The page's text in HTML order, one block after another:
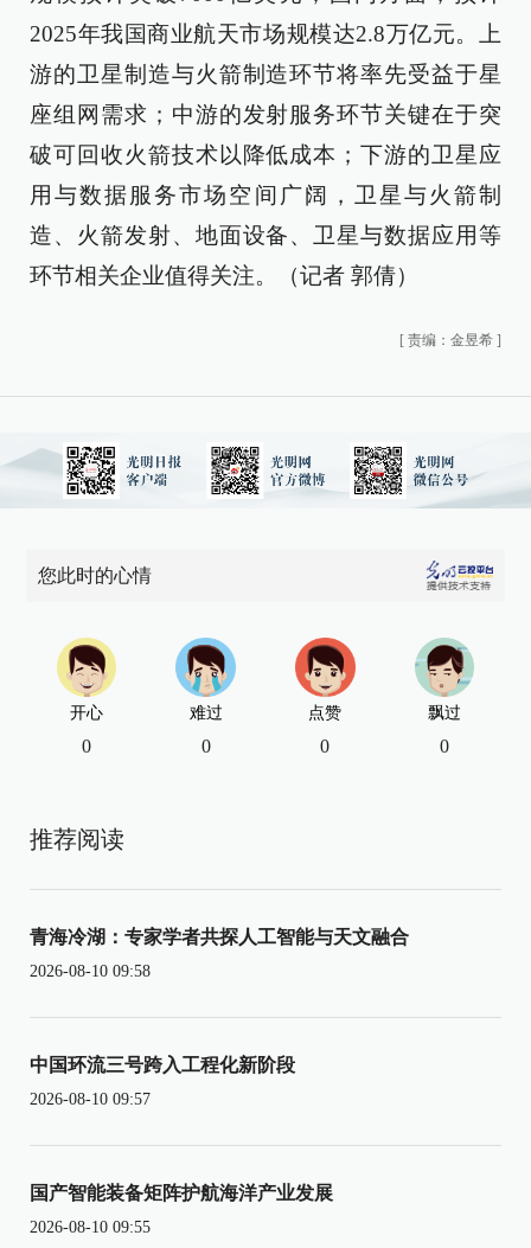
2025年我国商业航天市场规模达2.8万亿元。上
游的卫星制造与火箭制造环节将率先受益于星
座组网需求；中游的发射服务环节关键在于突
破可回收火箭技术以降低成本；下游的卫星应
用与数据服务市场空间广阔，卫星与火箭制
造、火箭发射、地面设备、卫星与数据应用等
环节相关企业值得关注。（记者 郭倩）
[ 责编：金昱希 ]
您此时的心情
开心
0
难过
0
点赞
0
飘过
0
推荐阅读
青海冷湖：专家学者共探人工智能与天文融合
2026-08-10 09:58
中国环流三号跨入工程化新阶段
2026-08-10 09:57
国产智能装备矩阵护航海洋产业发展
2026-08-10 09:55